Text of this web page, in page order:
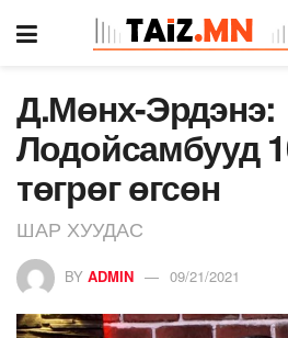
Д.Мөнх-Эрдэнэ:
Лодойсамбууд
төгрөг өгсөн
ШАР ХУУДАС
BY ADMIN 09/21/2021